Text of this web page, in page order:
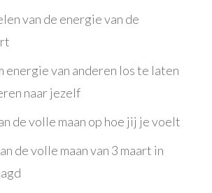
van de energie van de
energie van anderen los te laten
naar jezelf
de volle maan op hoe jij je voelt
de volle maan van 3 maart in